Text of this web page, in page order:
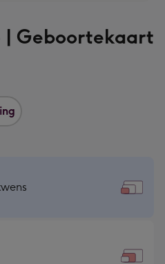
Geboortekaart